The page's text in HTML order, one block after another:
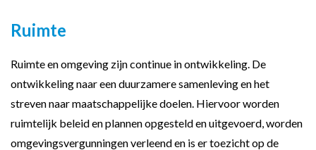
Ruimte
Ruimte en omgeving zijn continue in ontwikkeling. De
ontwikkeling naar een duurzamere samenleving en het
streven naar maatschappelijke doelen. Hiervoor worden
ruimtelijk beleid en plannen opgesteld en uitgevoerd, worden
omgevingsvergunningen verleend en is er toezicht op de